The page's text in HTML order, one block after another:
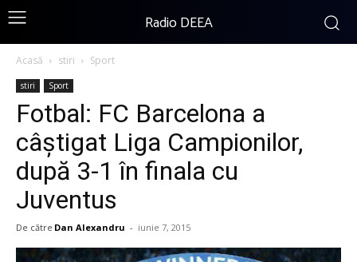
Radio DEEA
Acasă stiri Sport
stiri Sport
Fotbal: FC Barcelona a
câștigat Liga Campionilor,
după 3-1 în finala cu
Juventus
De către Dan Alexandru - iunie 7, 2015